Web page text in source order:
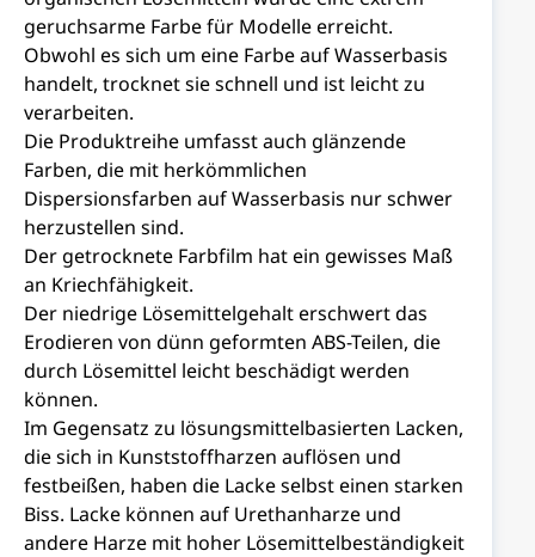
geruchsarme Farbe für Modelle erreicht.
Obwohl es sich um eine Farbe auf Wasserbasis
handelt, trocknet sie schnell und ist leicht zu
verarbeiten.
Die Produktreihe umfasst auch glänzende
Farben, die mit herkömmlichen
Dispersionsfarben auf Wasserbasis nur schwer
herzustellen sind.
Der getrocknete Farbfilm hat ein gewisses Maß
an Kriechfähigkeit.
Der niedrige Lösemittelgehalt erschwert das
Erodieren von dünn geformten ABS-Teilen, die
durch Lösemittel leicht beschädigt werden
können.
Im Gegensatz zu lösungsmittelbasierten Lacken,
die sich in Kunststoffharzen auflösen und
festbeißen, haben die Lacke selbst einen starken
Biss. Lacke können auf Urethanharze und
andere Harze mit hoher Lösemittelbeständigkeit